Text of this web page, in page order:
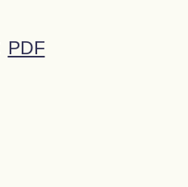
PDF